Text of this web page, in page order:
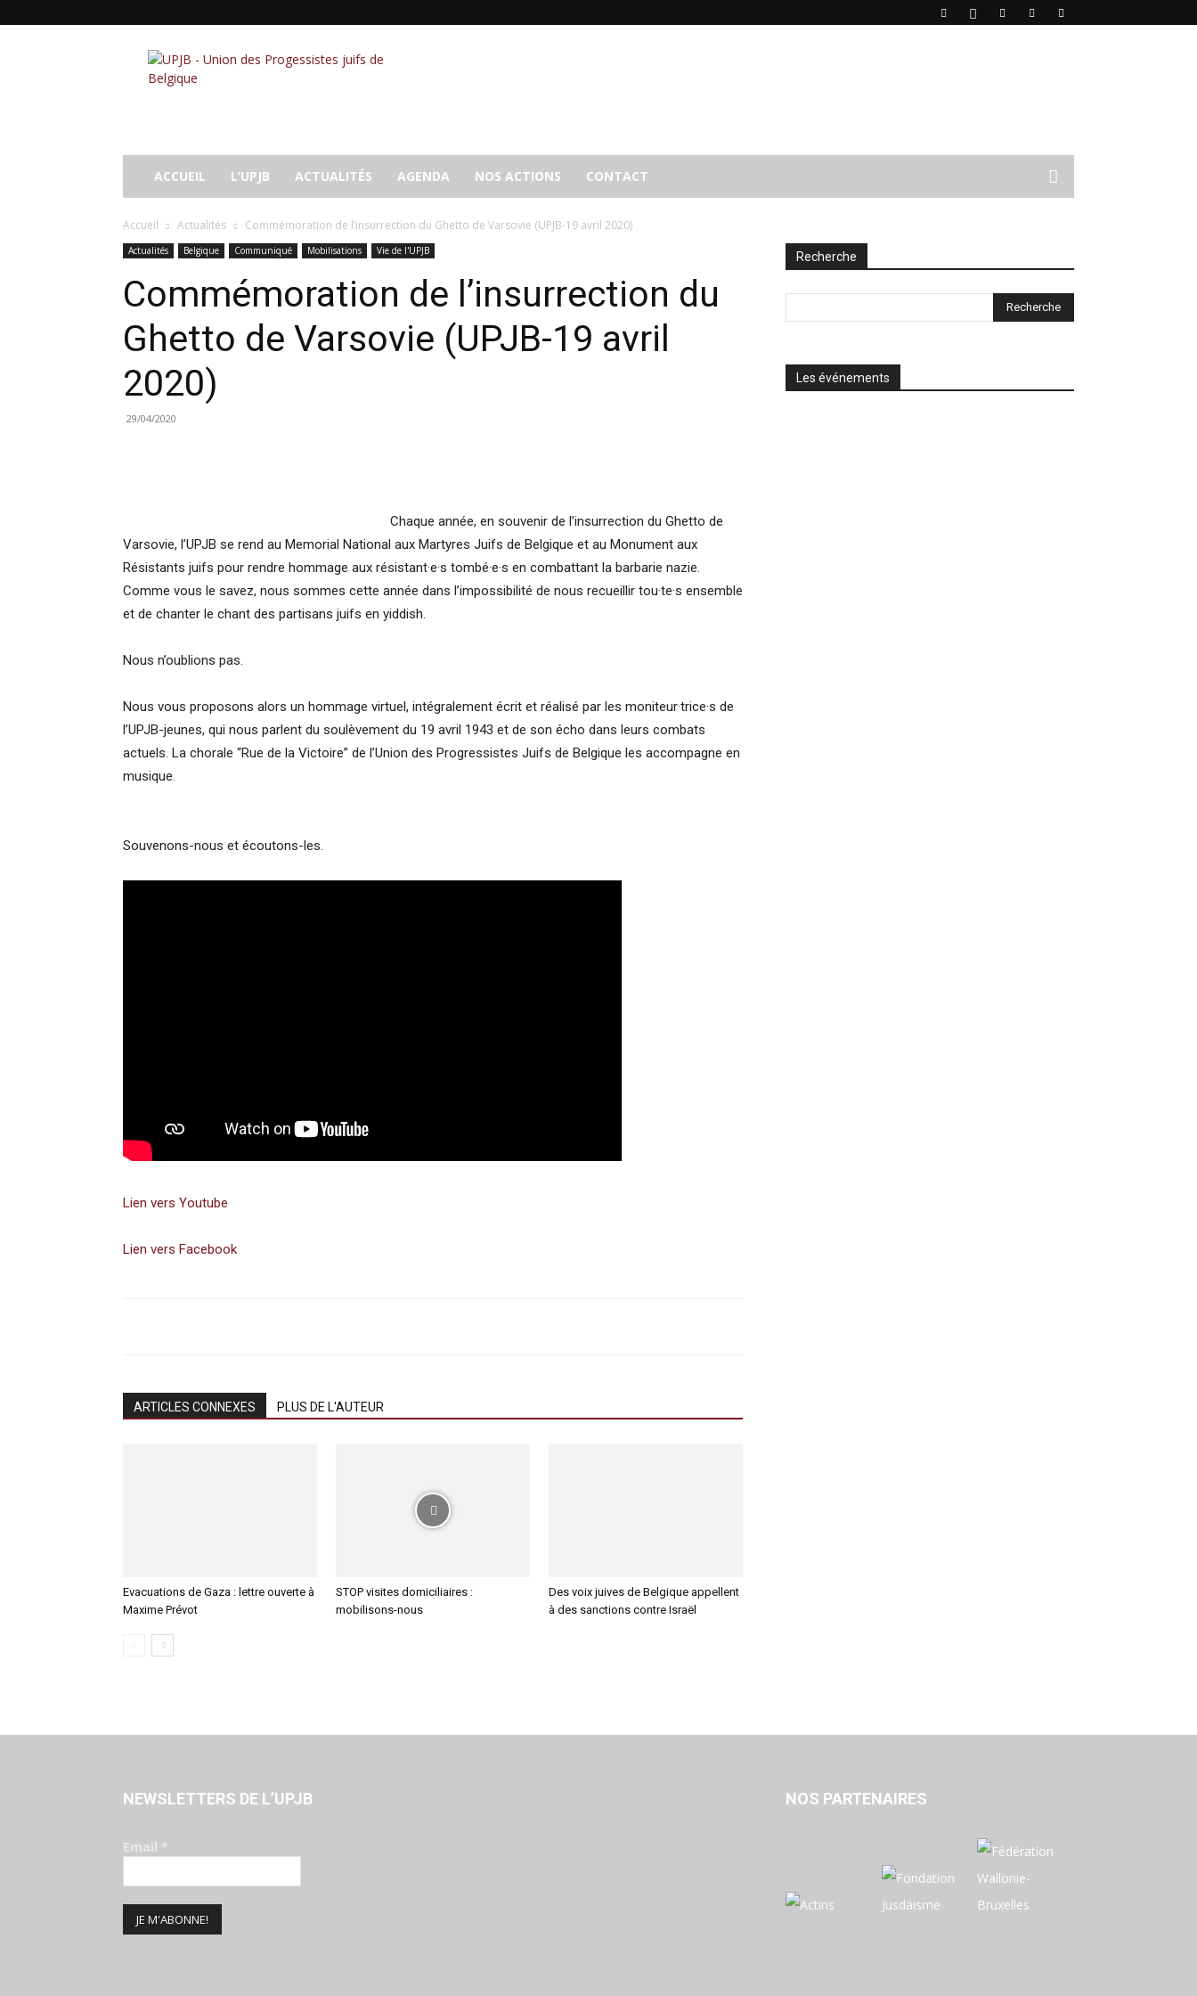
UPJB
ACCUEIL L’UPJB ACTUALITÉS AGENDA NOS ACTIONS CONTACT
Accueil Actualités Commémoration de l’insurrection du Ghetto de Varsovie (UPJB-19 avril 2020)
Actualités Belgique Communiqué Mobilisations Vie de l'UPJB
Commémoration de l’insurrection du
Ghetto de Varsovie (UPJB-19 avril
2020)
29/04/2020
Chaque année, en souvenir de l’insurrection du Ghetto de
Varsovie, l’UPJB se rend au Memorial National aux Martyres Juifs de Belgique et au Monument aux
Résistants juifs pour rendre hommage aux résistant·e·s tombé·e·s en combattant la barbarie nazie.
Comme vous le savez, nous sommes cette année dans l’impossibilité de nous recueillir tou·te·s ensemble
et de chanter le chant des partisans juifs en yiddish.
Nous n’oublions pas.
Nous vous proposons alors un hommage virtuel, intégralement écrit et réalisé par les moniteur·trice·s de
l’UPJB-jeunes, qui nous parlent du soulèvement du 19 avril 1943 et de son écho dans leurs combats
actuels. La chorale “Rue de la Victoire” de l’Union des Progressistes Juifs de Belgique les accompagne en
musique.
Souvenons-nous et écoutons-les.
Lien vers Youtube
Lien vers Facebook
ARTICLES CONNEXES PLUS DE L'AUTEUR
Evacuations de Gaza : lettre ouverte à
Maxime Prévot
STOP visites domiciliaires :
mobilisons-nous
Des voix juives de Belgique appellent
à des sanctions contre Israël
Recherche
Les événements
NEWSLETTERS DE L’UPJB
Email *
NOS PARTENAIRES